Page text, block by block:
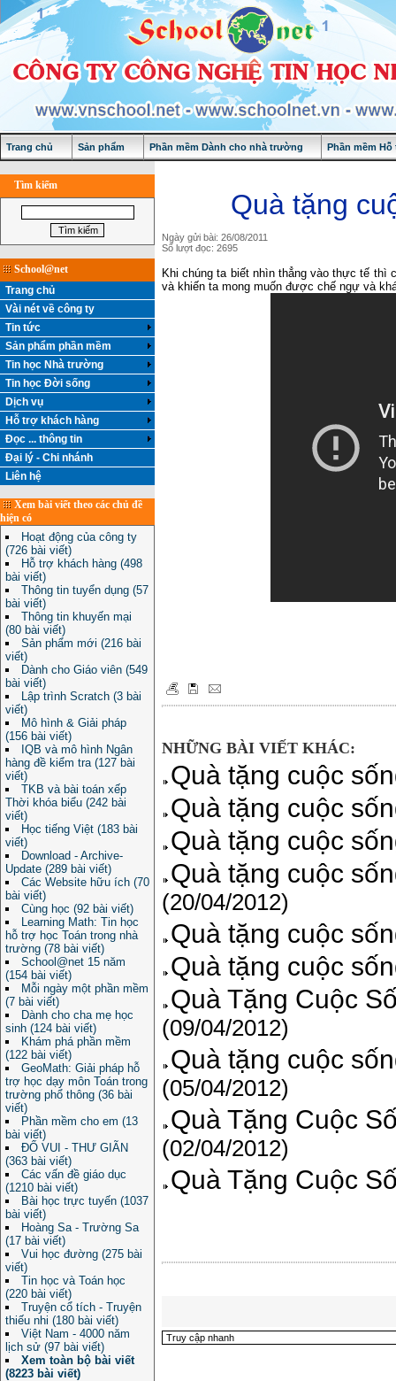
Trang chủ Sản phẩm Phần mềm Dành cho nhà trường Phần mềm
Tìm kiếm
School@net
Trang chủ
Vài nét về công ty
Tin tức
Sản phẩm phần mềm
Tin học Nhà trường
Tin học Đời sống
Dịch vụ
Hỗ trợ khách hàng
Đọc ... thông tin
Đại lý - Chi nhánh
Liên hệ
Xem bài viết theo các chủ đề
hiện có
Hoạt động của công ty
(726 bài viết)
Hỗ trợ khách hàng (498
bài viết)
Thông tin tuyển dụng (57
bài viết)
Thông tin khuyến mại
(80 bài viết)
Sản phẩm mới (216 bài
viết)
Dành cho Giáo viên (549
bài viết)
Lập trình Scratch (3 bài
viết)
Mô hình & Giải pháp
(156 bài viết)
IQB và mô hình Ngân
hàng đề kiểm tra (127 bài
viết)
TKB và bài toán xếp
Thời khóa biểu (242 bài
viết)
Học tiếng Việt (183 bài
viết)
Download - Archive-
Update (289 bài viết)
Các Website hữu ích (70
bài viết)
Cùng học (92 bài viết)
Learning Math: Tin học
hỗ trợ học Toán trong nhà
trường (78 bài viết)
School@net 15 năm
(154 bài viết)
Mỗi ngày một phần mềm
(7 bài viết)
Dành cho cha mẹ học
sinh (124 bài viết)
Khám phá phần mềm
(122 bài viết)
GeoMath: Giải pháp hỗ
trợ học dạy môn Toán trong
trường phổ thông (36 bài
viết)
Phần mềm cho em (13
bài viết)
ĐỐ VUI - THƯ GIÃN
(363 bài viết)
Các vấn đề giáo dục
(1210 bài viết)
Bài học trực tuyến (1037
bài viết)
Hoàng Sa - Trường Sa
(17 bài viết)
Vui học đường (275 bài
viết)
Tin học và Toán học
(220 bài viết)
Truyện cổ tích - Truyện
thiếu nhi (180 bài viết)
Việt Nam - 4000 năm
lịch sử (97 bài viết)
Xem toàn bộ bài viết
(8223 bài viết)
Quà tặng
Ngày gửi bài: 26/08/2011
Số lượt đọc: 2695
Khi chúng ta biết nhìn thẳng vào thực tế thì
và khiến ta mong muốn được chế ngự và
NHỮNG BÀI VIẾT KHÁC:
Quà tặng cuộc
Quà tặng cuộc
Quà tặng cuộc
Quà tặng cuộc
(20/04/2012)
Quà tặng cuộc
Quà tặng cuộc
Quà Tặng Cuộc
(09/04/2012)
Quà tặng cuộc
(05/04/2012)
Quà Tặng Cuộc
(02/04/2012)
Quà Tặng Cuộc